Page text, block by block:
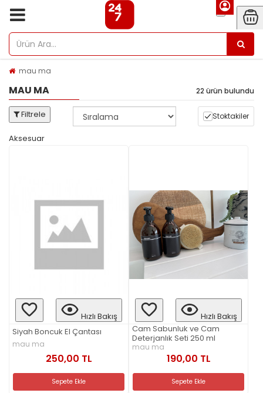
mau ma
MAU MA 22 ürün bulundu
Filtrele Stoktakiler
Aksesuar
Hızlı Bakış
Siyah Boncuk El Çantası
mau ma
250,00 TL
Sepete Ekle
Hızlı Bakış
Cam Sabunluk ve Cam
Deterjanlık Seti 250 ml
mau ma
190,00 TL
Sepete Ekle